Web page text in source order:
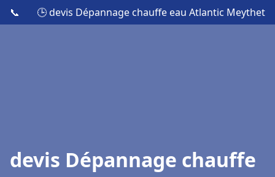
📞 🕒 devis Dépannage chauffe eau Atlantic Meythet
devis Dépannage chauffe